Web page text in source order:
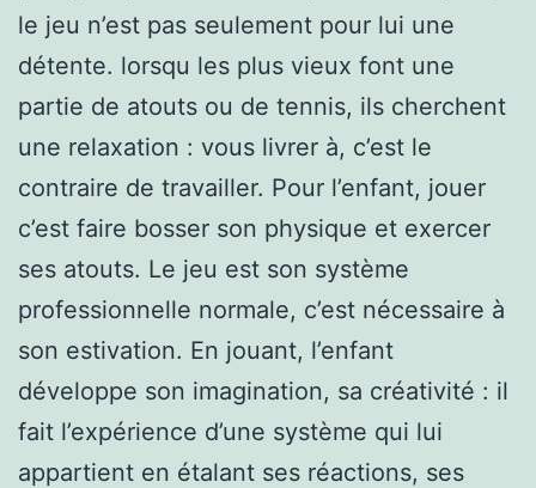
le jeu n’est pas seulement pour lui une
détente. lorsqu les plus vieux font une
partie de atouts ou de tennis, ils cherchent
une relaxation : vous livrer à, c’est le
contraire de travailler. Pour l’enfant, jouer
c’est faire bosser son physique et exercer
ses atouts. Le jeu est son système
professionnelle normale, c’est nécessaire à
son estivation. En jouant, l’enfant
développe son imagination, sa créativité : il
fait l’expérience d’une système qui lui
appartient en étalant ses réactions, ses